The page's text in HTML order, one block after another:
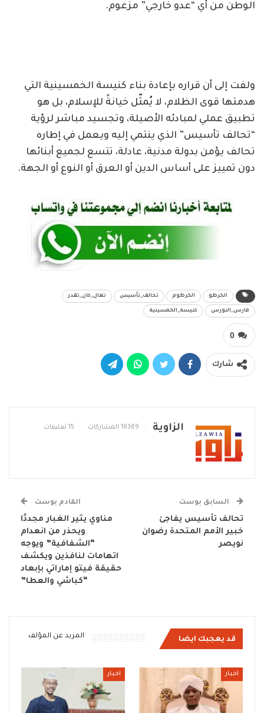
الوطن من أي “عدو خارجي” مزعوم.
ولفت إلى أن قراره بإعادة بناء كنيسة الخمسينية التي
هدمتها قوى الظلام، لا يُمثّل خيانةً للإسلام، بل هو
تطبيق عملي لمبادئه الأصيلة، وتجسيد مباشر لرؤية
“تحالف تأسيس” الذي ينتمي إليه ويعمل في إطاره
تحالف يؤمن بدولة مدنية، عادلة، تتسع لجميع أبنائها
دون تمييز على أساس الدين أو العرق أو النوع أو الجهة.
الخرطو الخرطوم تحالف_تأسيس تعال_كان_تقدر
فارس_النورس كنيسة_الخمسينية
0
شارك
الزاوية 16369 المشاركات 15 تعليقات
السابق بوست
تحالف تأسيس يفاجئ
خبير الأمم المتحدة رضوان
نويصر
القادم بوست
مناوي يثير الغبار مجددًا
ويحذر من انعدام
“الشفافية” ويوجه
اتهامات لنافذين ويكشف
حقيقة فيتو إماراتي بإبعاد
“كباشي والعطا”
قد يعجبك ايضا المزيد عن المؤلف
اخبار اخبار